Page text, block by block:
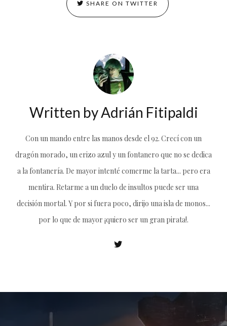
SHARE ON TWITTER
Written byAdrián Fitipaldi
Con un mando entre las manos desde el 92. Crecí con un
dragón morado, un erizo azul y un fontanero que no se dedica
a la fontanería. De mayor intenté comerme la tarta... pero era
mentira. Retarme a un duelo de insultos puede ser una
decisión mortal. Y por si fuera poco, dirijo una isla de monos...
por lo que de mayor ¡quiero ser un gran pirata!.